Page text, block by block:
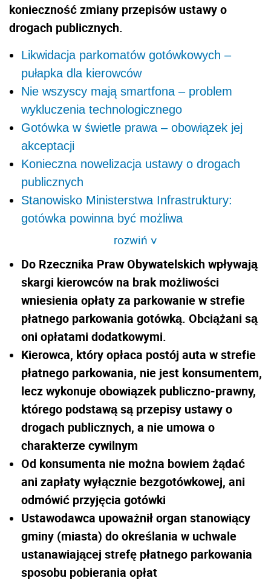
konieczność zmiany przepisów ustawy o
drogach publicznych.
Likwidacja parkomatów gotówkowych –
pułapka dla kierowców
Nie wszyscy mają smartfona – problem
wykluczenia technologicznego
Gotówka w świetle prawa – obowiązek jej
akceptacji
Konieczna nowelizacja ustawy o drogach
publicznych
Stanowisko Ministerstwa Infrastruktury:
gotówka powinna być możliwa
rozwiń>
Do Rzecznika Praw Obywatelskich wpływają
skargi kierowców na brak możliwości
wniesienia opłaty za parkowanie w strefie
płatnego parkowania gotówką. Obciążani są
oni opłatami dodatkowymi.
Kierowca, który opłaca postój auta w strefie
płatnego parkowania, nie jest konsumentem,
lecz wykonuje obowiązek publiczno-prawny,
którego podstawą są przepisy ustawy o
drogach publicznych, a nie umowa o
charakterze cywilnym
Od konsumenta nie można bowiem żądać
ani zapłaty wyłącznie bezgotówkowej, ani
odmówić przyjęcia gotówki
Ustawodawca upoważnił organ stanowiący
gminy (miasta) do określania w uchwale
ustanawiającej strefę płatnego parkowania
sposobu pobierania opłat